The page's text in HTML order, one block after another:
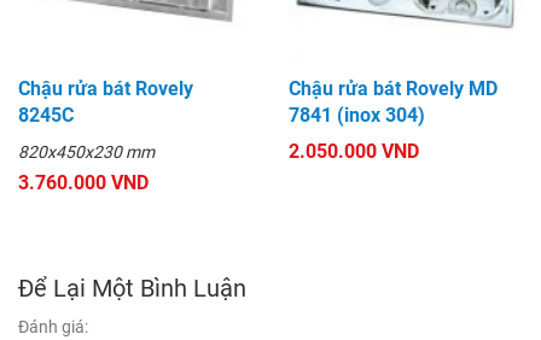
Chậu rửa bát Rovely
8245C
820x450x230 mm
3.760.000 VND
Chậu rửa bát Rovely MD
7841 (inox 304)
2.050.000 VND
Để Lại Một Bình Luận
Đánh giá: